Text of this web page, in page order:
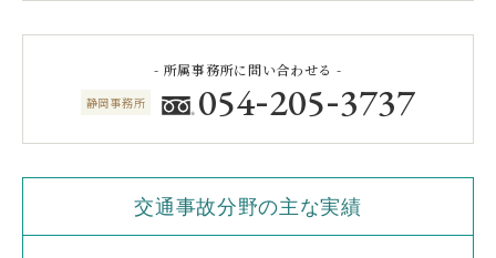
- 所属事務所に問い合わせる -
静岡事務所 054-205-3737
交通事故分野の主な実績